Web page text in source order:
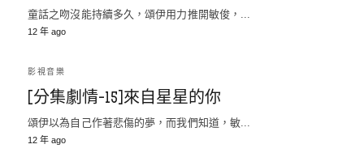
童話之吻沒能持續多久，頌伊用力推開敏俊，...
12 年 ago
影視音樂
[分集劇情-15]來自星星的你
頌伊以為自己作著悲傷的夢，而我們知道，敏...
12 年 ago